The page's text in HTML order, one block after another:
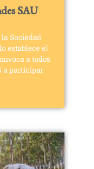
SAU
Sociedad
establece el
a todos
a participar